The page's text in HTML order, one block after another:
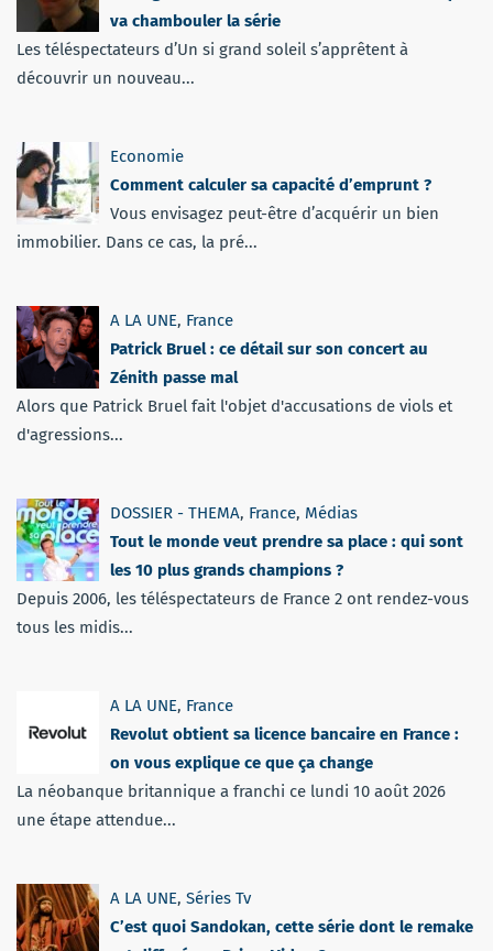
va chambouler la série
Les téléspectateurs d’Un si grand soleil s’apprêtent à
découvrir un nouveau...
Economie
Comment calculer sa capacité d’emprunt ?
Vous envisagez peut-être d’acquérir un bien
immobilier. Dans ce cas, la pré...
A LA UNE, France
Patrick Bruel : ce détail sur son concert au
Zénith passe mal
Alors que Patrick Bruel fait l'objet d'accusations de viols et
d'agressions...
DOSSIER - THEMA, France, Médias
Tout le monde veut prendre sa place : qui sont
les 10 plus grands champions ?
Depuis 2006, les téléspectateurs de France 2 ont rendez-vous
tous les midis...
A LA UNE, France
Revolut obtient sa licence bancaire en France :
on vous explique ce que ça change
La néobanque britannique a franchi ce lundi 10 août 2026
une étape attendue...
A LA UNE, Séries Tv
C’est quoi Sandokan, cette série dont le remake